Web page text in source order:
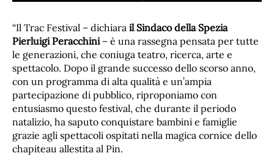
“Il Trac Festival – dichiara il Sindaco della Spezia
Pierluigi Peracchini– è una rassegna pensata per tutte
le generazioni, che coniuga teatro, ricerca, arte e
spettacolo. Dopo il grande successo dello scorso anno,
con un programma di alta qualità e un’ampia
partecipazione di pubblico, riproponiamo con
entusiasmo questo festival, che durante il periodo
natalizio, ha saputo conquistare bambini e famiglie
grazie agli spettacoli ospitati nella magica cornice dello
chapiteau allestita al Pin.